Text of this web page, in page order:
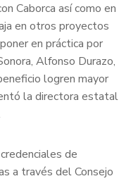
Caborca así como en
en otros proyectos
en práctica por
Alfonso Durazo,
logren mayor
la directora estatal
de
a través del Consejo